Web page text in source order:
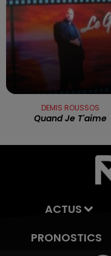
DEMIS ROUSSOS
Quand Je T'aime
ACTUS
PRONOSTICS